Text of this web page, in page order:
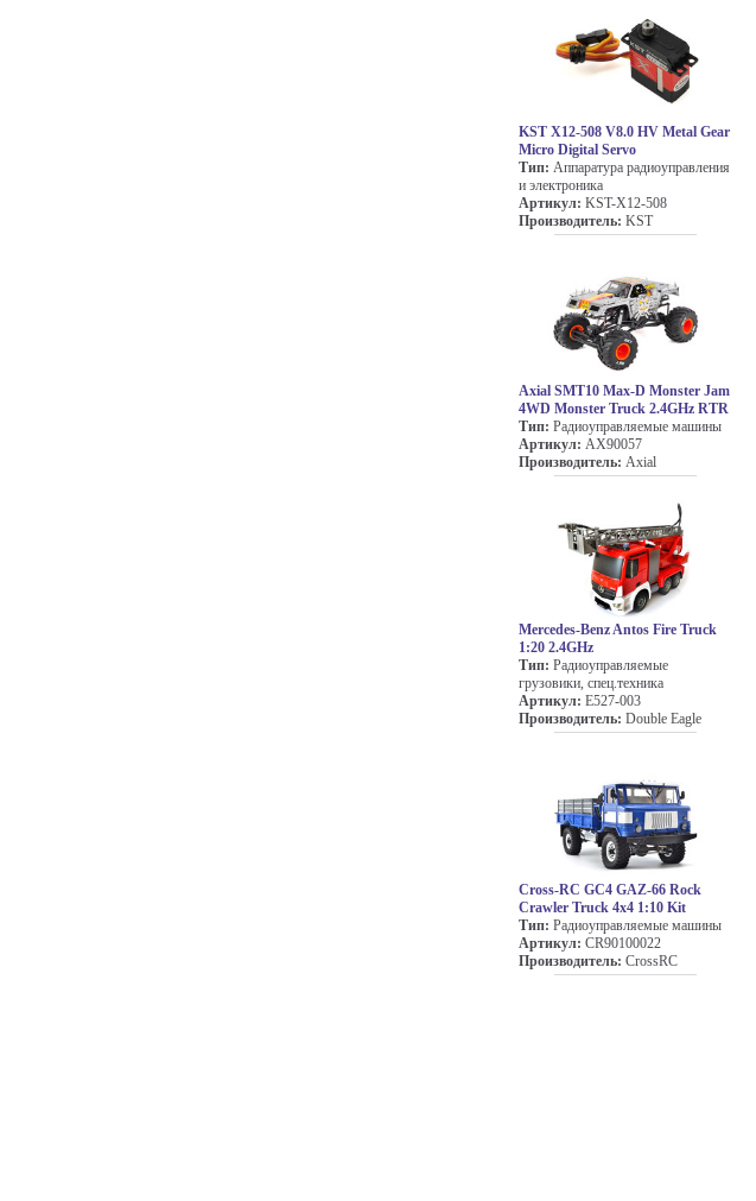
KST X12-508 V8.0 HV Metal Gear
Micro Digital Servo
Тип: Аппаратура радиоуправления
и электроника
Артикул: KST-X12-508
Производитель: KST
Axial SMT10 Max-D Monster Jam
4WD Monster Truck 2.4GHz RTR
Тип: Радиоуправляемые машины
Артикул: AX90057
Производитель: Axial
Mercedes-Benz Antos Fire Truck
1:20 2.4GHz
Тип: Радиоуправляемые
грузовики, спец.техника
Артикул: E527-003
Производитель: Double Eagle
Cross-RC GC4 GAZ-66 Rock
Crawler Truck 4x4 1:10 Kit
Тип: Радиоуправляемые машины
Артикул: CR90100022
Производитель: CrossRC